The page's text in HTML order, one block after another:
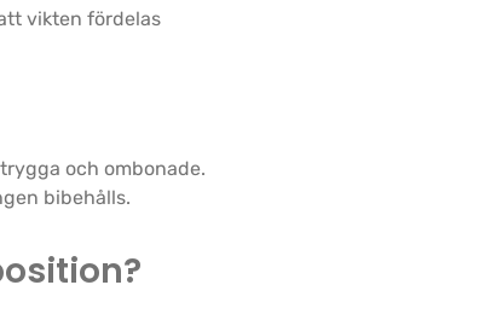
vikten fördelas
och ombonade.
bibehålls.